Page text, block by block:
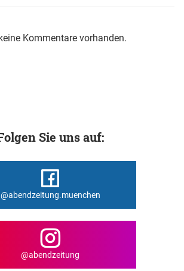
Kommentare vorhanden.
Sie uns auf:
@abendzeitung.muenchen
@abendzeitung